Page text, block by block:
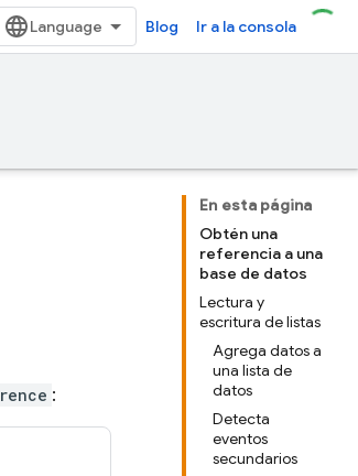
Blog Ir a la consola
En esta página
Obtén una
referencia a una
base de datos
Lectura y
escritura de listas
Agrega datos a
una lista de
datos
Detecta
eventos
secundarios
: